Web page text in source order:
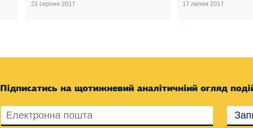
21 серпня 2017
17 липня 2017
Підписатись на щотижневий аналітичніий огляд